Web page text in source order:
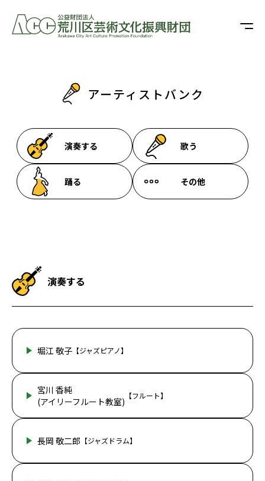
アーティストバンク
演奏する 歌う
踊る その他
演奏する
堀江 敬子 【ジャズピアノ】
宮川 香純
(アイリーフルート教室) 【フルート】
長岡 敬二郎 【ジャズドラム】